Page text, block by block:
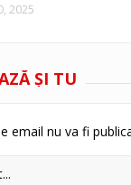
2025
ŞI TU
email nu va fi